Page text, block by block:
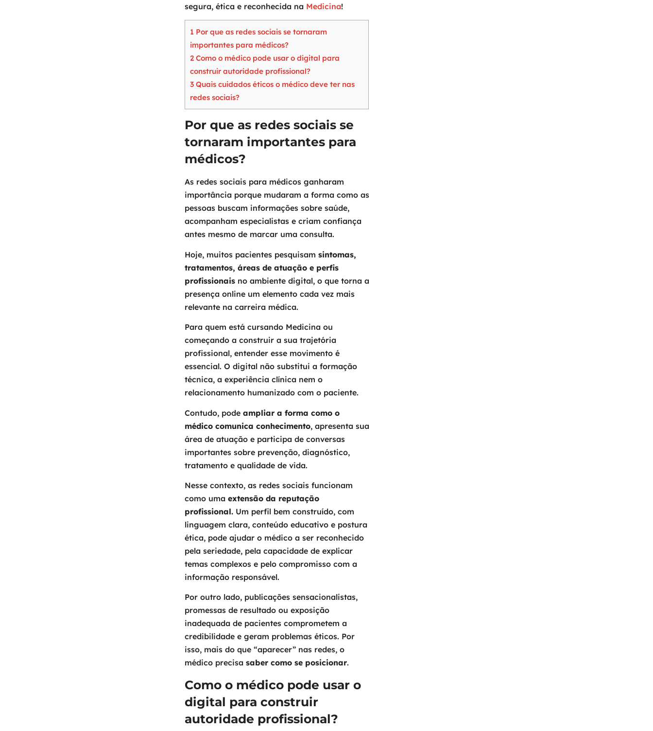
segura, ética e reconhecida na Medicina!
1 Por que as redes sociais se tornaram
importantes para médicos?
2Como o médico pode usar o digital para
construir autoridade profissional?
3Quais cuidados éticos o médico deve ter nas
redes sociais?
Por que as redes sociais se
tornaram importantes para
médicos?
As redes sociais para médicos ganharam
importância porque mudaram a forma como as
pessoas buscam informações sobre saúde,
acompanham especialistas e criam confiança
antes mesmo de marcar uma consulta.
Hoje, muitos pacientes pesquisam sintomas,
tratamentos, áreas de atuação e perfis
profissionais no ambiente digital, o que torna a
presença online um elemento cada vez mais
relevante na carreira médica.
Para quem está cursando Medicina ou
começando a construir a sua trajetória
profissional, entender esse movimento é
essencial. O digital não substitui a formação
técnica, a experiência clínica nem o
relacionamento humanizado com o paciente.
Contudo, pode ampliar a forma como o
médico comunica conhecimento, apresenta sua
área de atuação e participa de conversas
importantes sobre prevenção, diagnóstico,
tratamento e qualidade de vida.
Nesse contexto, as redes sociais funcionam
como uma extensão da reputação
profissional.Um perfil bem construído, com
linguagem clara, conteúdo educativo e postura
ética, pode ajudar o médico a ser reconhecido
pela seriedade, pela capacidade de explicar
temas complexos e pelo compromisso com a
informação responsável.
Por outro lado, publicações sensacionalistas,
promessas de resultado ou exposição
inadequada de pacientes comprometem a
credibilidade e geram problemas éticos. Por
isso, mais do que “aparecer” nas redes, o
médico precisa saber como se posicionar.
Como o médico pode usar o
digital para construir
autoridade profissional?